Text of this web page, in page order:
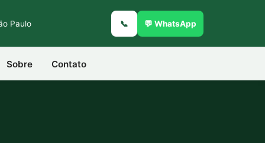
Paulo 📞 💬 WhatsApp
Sobre Contato